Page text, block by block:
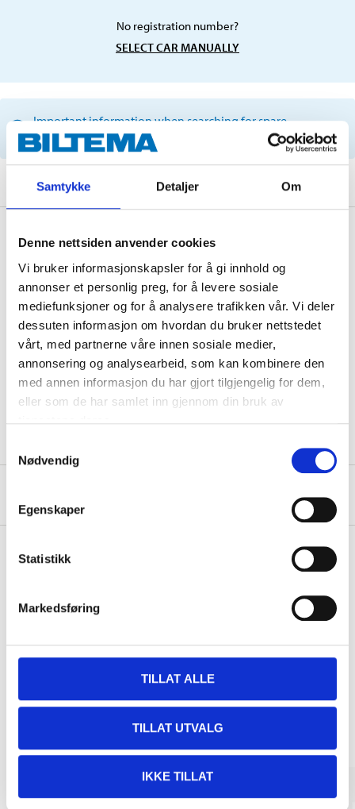
Samtykke Detaljer Om
Denne nettsiden anvender cookies
Vi bruker informasjonskapsler for å gi innhold og
annonser et personlig preg, for å levere sosiale
mediefunksjoner og for å analysere trafikken vår. Vi deler
dessuten informasjon om hvordan du bruker nettstedet
vårt, med partnerne våre innen sosiale medier,
annonsering og analysearbeid, som kan kombinere den
med annen informasjon du har gjort tilgjengelig for dem,
eller som de har samlet inn gjennom din bruk av
Nødvendig
Egenskaper
Statistikk
Markedsføring
TILLAT ALLE
TILLAT UTVALG
IKKE TILLAT
No registration number?
SELECT CAR MANUALLY
Important information when searching for spare
parts by reg. number and service recommendations.
Description
Technical specifications
Bore size
60 mm
Thickness
28 mm (brake disc)
Diameter
336 mm (brake disc)
Pay & Collect in your local store within 2 hours!
Other customers also bought